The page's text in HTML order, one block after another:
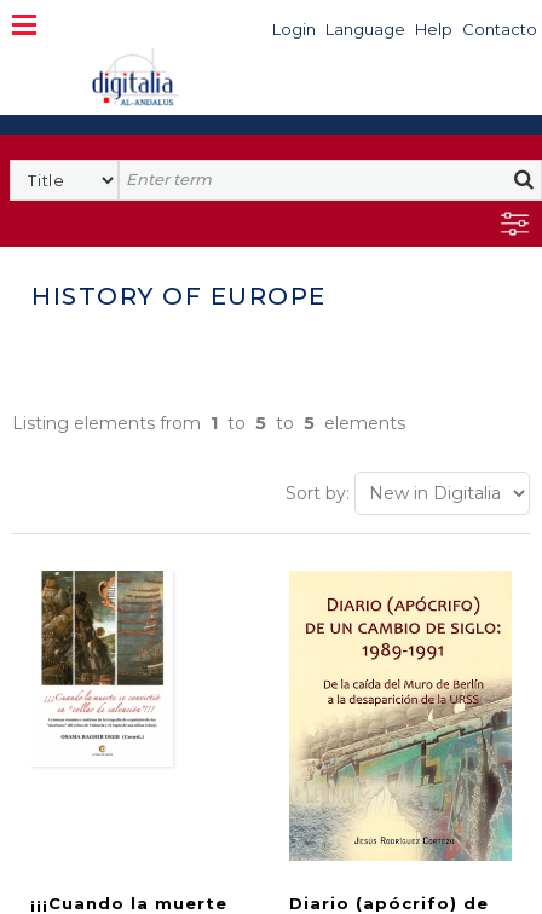
Login Language Help Contacto
HISTORY OF EUROPE
Listing elements from 1 to 5 to 5 elements
Sort by:
¡¡¡Cuando la muerte
Diario (apócrifo) de